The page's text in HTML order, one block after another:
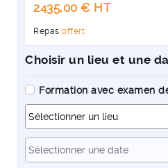
2435,00 € HT
Repas offert
Choisir un lieu et une
Formation avec examen
Sélectionner une date